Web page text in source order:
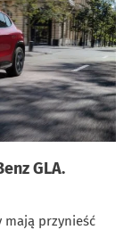
GLA.
przynieść